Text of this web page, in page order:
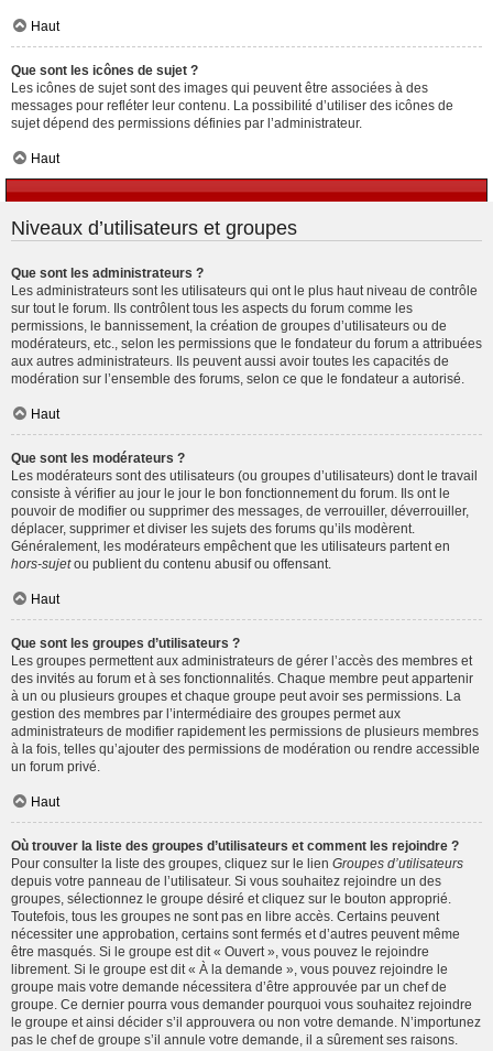
Haut
Que sont les icônes de sujet ?
Les icônes de sujet sont des images qui peuvent être associées à des
messages pour refléter leur contenu. La possibilité d’utiliser des icônes de
sujet dépend des permissions définies par l’administrateur.
Haut
Niveaux d’utilisateurs et groupes
Que sont les administrateurs ?
Les administrateurs sont les utilisateurs qui ont le plus haut niveau de contrôle
sur tout le forum. Ils contrôlent tous les aspects du forum comme les
permissions, le bannissement, la création de groupes d’utilisateurs ou de
modérateurs, etc., selon les permissions que le fondateur du forum a attribuées
aux autres administrateurs. Ils peuvent aussi avoir toutes les capacités de
modération sur l’ensemble des forums, selon ce que le fondateur a autorisé.
Haut
Que sont les modérateurs ?
Les modérateurs sont des utilisateurs (ou groupes d’utilisateurs) dont le travail
consiste à vérifier au jour le jour le bon fonctionnement du forum. Ils ont le
pouvoir de modifier ou supprimer des messages, de verrouiller, déverrouiller,
déplacer, supprimer et diviser les sujets des forums qu’ils modèrent.
Généralement, les modérateurs empêchent que les utilisateurs partent en
hors-sujetou publient du contenu abusif ou offensant.
Haut
Que sont les groupes d’utilisateurs ?
Les groupes permettent aux administrateurs de gérer l’accès des membres et
des invités au forum et à ses fonctionnalités. Chaque membre peut appartenir
à un ou plusieurs groupes et chaque groupe peut avoir ses permissions. La
gestion des membres par l’intermédiaire des groupes permet aux
administrateurs de modifier rapidement les permissions de plusieurs membres
à la fois, telles qu’ajouter des permissions de modération ou rendre accessible
un forum privé.
Haut
Où trouver la liste des groupes d’utilisateurs et comment les rejoindre ?
Pour consulter la liste des groupes, cliquez sur le lien Groupes d’utilisateurs
depuis votre panneau de l’utilisateur. Si vous souhaitez rejoindre un des
groupes, sélectionnez le groupe désiré et cliquez sur le bouton approprié.
Toutefois, tous les groupes ne sont pas en libre accès. Certains peuvent
nécessiter une approbation, certains sont fermés et d’autres peuvent même
être masqués. Si le groupe est dit « Ouvert », vous pouvez le rejoindre
librement. Si le groupe est dit « À la demande », vous pouvez rejoindre le
groupe mais votre demande nécessitera d’être approuvée par un chef de
groupe. Ce dernier pourra vous demander pourquoi vous souhaitez rejoindre
le groupe et ainsi décider s’il approuvera ou non votre demande. N’importunez
pas le chef de groupe s’il annule votre demande, il a sûrement ses raisons.